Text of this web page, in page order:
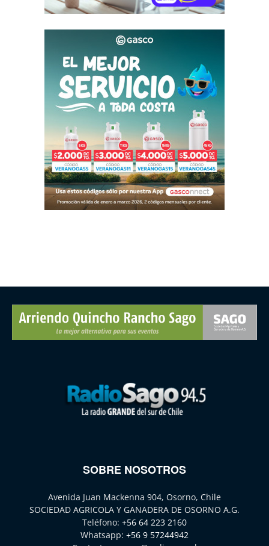
SOBRE NOSOTROS
Avenida Juan Mackenna 904, Osorno, Chile
SOCIEDAD AGRICOLA Y GANADERA DE OSORNO A.G.
Teléfono: +56 64 223 2160
Whatsapp: +56 9 57244942